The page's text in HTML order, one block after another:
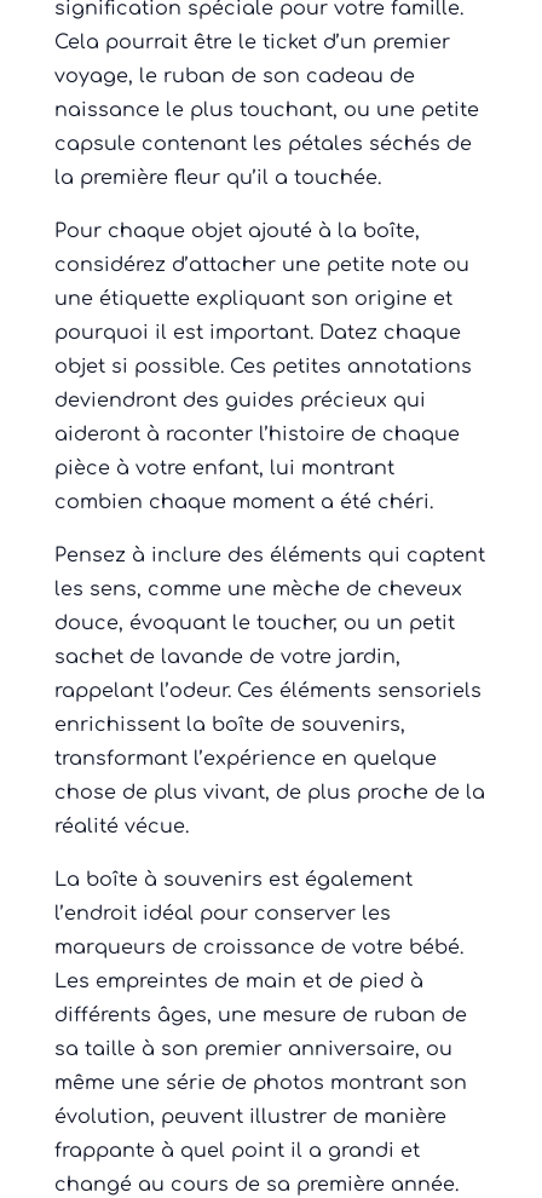
signification spéciale pour votre famille.
Cela pourrait être le ticket d’un premier
voyage, le ruban de son cadeau de
naissance le plus touchant, ou une petite
capsule contenant les pétales séchés de
la première fleur qu’il a touchée.
Pour chaque objet ajouté à la boîte,
considérez d’attacher une petite note ou
une étiquette expliquant son origine et
pourquoi il est important. Datez chaque
objet si possible. Ces petites annotations
deviendront des guides précieux qui
aideront à raconter l’histoire de chaque
pièce à votre enfant, lui montrant
combien chaque moment a été chéri.
Pensez à inclure des éléments qui captent
les sens, comme une mèche de cheveux
douce, évoquant le toucher, ou un petit
sachet de lavande de votre jardin,
rappelant l’odeur. Ces éléments sensoriels
enrichissent la boîte de souvenirs,
transformant l’expérience en quelque
chose de plus vivant, de plus proche de la
réalité vécue.
La boîte à souvenirs est également
l’endroit idéal pour conserver les
marqueurs de croissance de votre bébé.
Les empreintes de main et de pied à
différents âges, une mesure de ruban de
sa taille à son premier anniversaire, ou
même une série de photos montrant son
évolution, peuvent illustrer de manière
frappante à quel point il a grandi et
changé au cours de sa première année.